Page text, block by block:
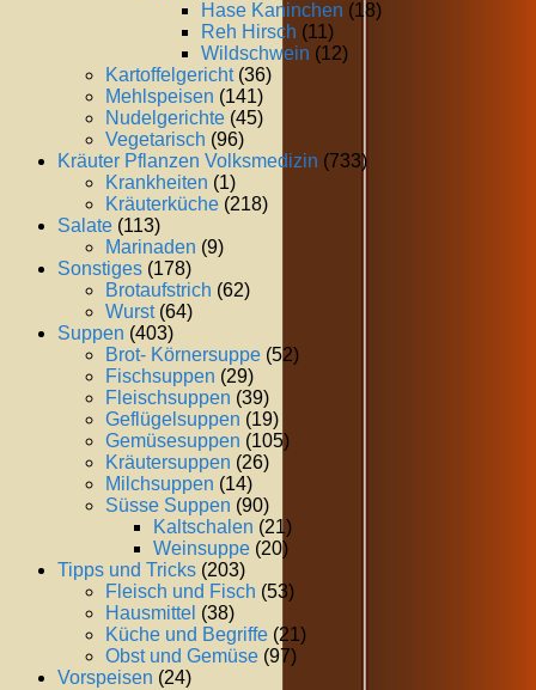
Hase Kaninchen (18)
Reh Hirsch (11)
Wildschwein (12)
Kartoffelgericht(36)
Mehlspeisen (141)
Nudelgerichte (45)
Vegetarisch (96)
Kräuter Pflanzen Volksmedizin (733)
Krankheiten (1)
Kräuterküche (218)
Salate (113)
Marinaden (9)
Sonstiges (178)
Brotaufstrich (62)
Wurst(64)
Suppen (403)
Brot- Körnersuppe (52)
Fischsuppen (29)
Fleischsuppen (39)
Geflügelsuppen (19)
Gemüsesuppen (105)
Kräutersuppen (26)
Milchsuppen (14)
Süsse Suppen (90)
Kaltschalen (21)
Weinsuppe (20)
Tipps und Tricks (203)
Fleisch und Fisch (53)
Hausmittel (38)
Küche und Begriffe (21)
Obst und Gemüse (97)
Vorspeisen (24)